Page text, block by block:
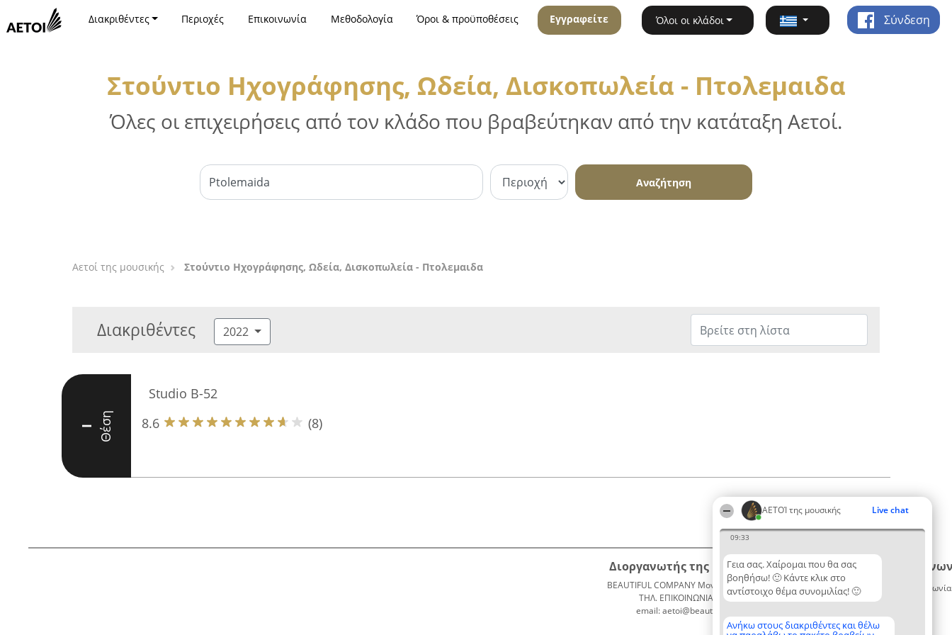
ΑΕΤΟΊ της μουσικής Live chat
09:33
Γεια σας. Χαίρομαι που θα σας
βοηθήσω! 🙂 Κάντε κλικ στο
αντίστοιχο θέμα συνομιλίας! 🙂
Ανήκω στους διακριθέντες και θέλω
Διακριθέντες Περιοχές Επικοινωνία Μεθοδολογία Όροι & προϋποθέσεις Εγγραφείτε Όλοι οι κλάδοι Σύνδεση
Στούντιο Ηχογράφησης, Ωδεία, Δισκοπωλεία - Πτολεμαιδα
Όλες οι επιχειρήσεις από τον κλάδο που βραβεύτηκαν από την κατάταξη Αετοί.
Αναζήτηση
Αετοί της μουσικής Στούντιο Ηχογράφησης, Ωδεία, Δισκοπωλεία - Πτολεμαιδα
Διακριθέντες 2022
I Θέση
Studio B-52
8.6
(8)
Διοργανωτής της κατάταξης
BEAUTIFUL COMPANY Μονοπρόσωπη ΙΚΕ
ΤΗΛ. ΕΠΙΚΟΙΝΩΝΙΑΣ: 2104128019
email: aetoi@beautifulcompany.co
Κατάταξη
Διακριθέντες
Λίστα
διακριθέντων
Επικοινωνία